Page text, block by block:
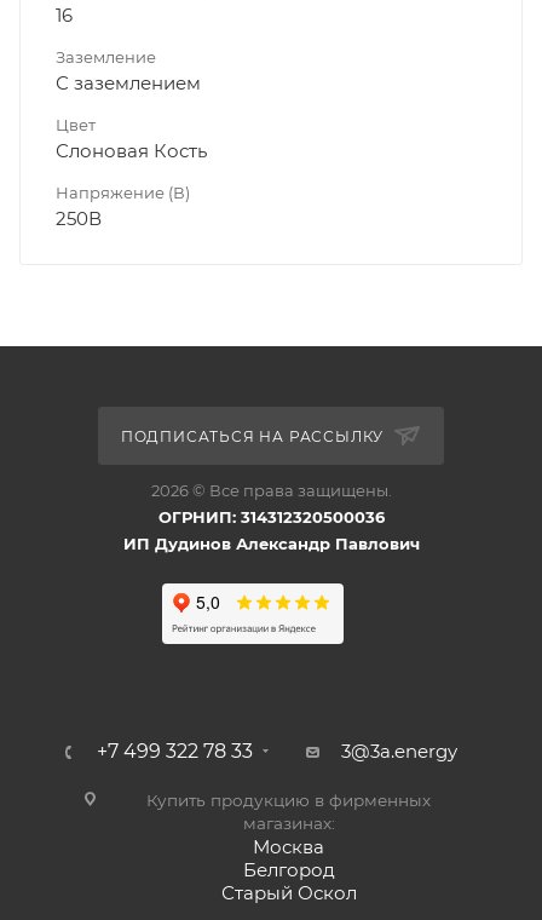
16
Заземление
С заземлением
Цвет
Слоновая Кость
Напряжение (В)
250В
ПОДПИСАТЬСЯ НА РАССЫЛКУ
2026 © Все права защищены.
ОГРНИП: 314312320500036
ИП Дудинов Александр Павлович
+7 499 322 78 33 3@3a.energy
Купить продукцию в фирменных
магазинах:
Москва
Белгород
Старый Оскол